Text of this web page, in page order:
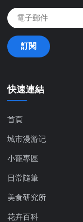
訂閱
快速連結
首頁
城市漫游记
小寵專區
日常隨筆
美食研究所
花卉百科